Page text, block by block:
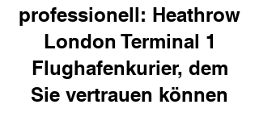
professionell: Heathrow
London Terminal 1
Flughafenkurier, dem
Sie vertrauen können